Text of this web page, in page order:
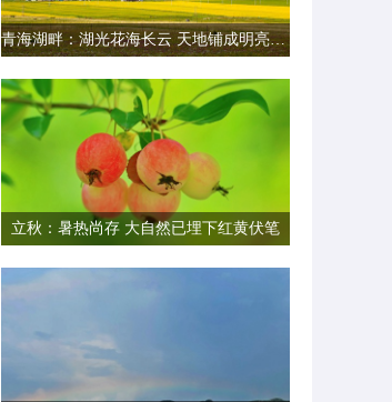
青海湖畔：湖光花海长云 天地铺成明亮画卷
立秋：暑热尚存 大自然已埋下红黄伏笔